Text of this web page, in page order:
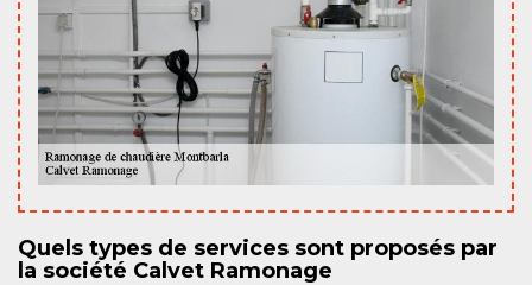
Quels types de services sont proposés par
la société Calvet Ramonage